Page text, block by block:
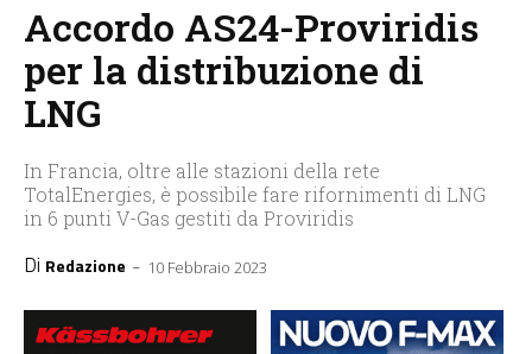
Accordo AS24-Proviridis
per la distribuzione di
LNG
In Francia, oltre alle stazioni della rete
TotalEnergies, è possibile fare rifornimenti di LNG
in 6 punti V-Gas gestiti da Proviridis
Di Redazione - 10 Febbraio 2023